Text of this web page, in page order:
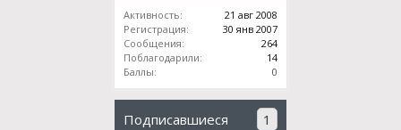
Активность:
21 авг 2008
Регистрация:
30 янв 2007
Сообщения:
264
Поблагодарили:
14
Баллы:
0
Подписавшиеся 1